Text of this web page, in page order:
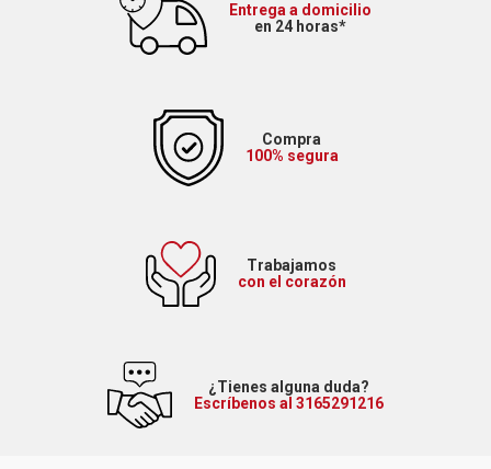
Entrega a domicilio
en 24 horas*
Compra
100% segura
Trabajamos
con el corazón
¿Tienes alguna duda?
Escríbenos al 3165291216